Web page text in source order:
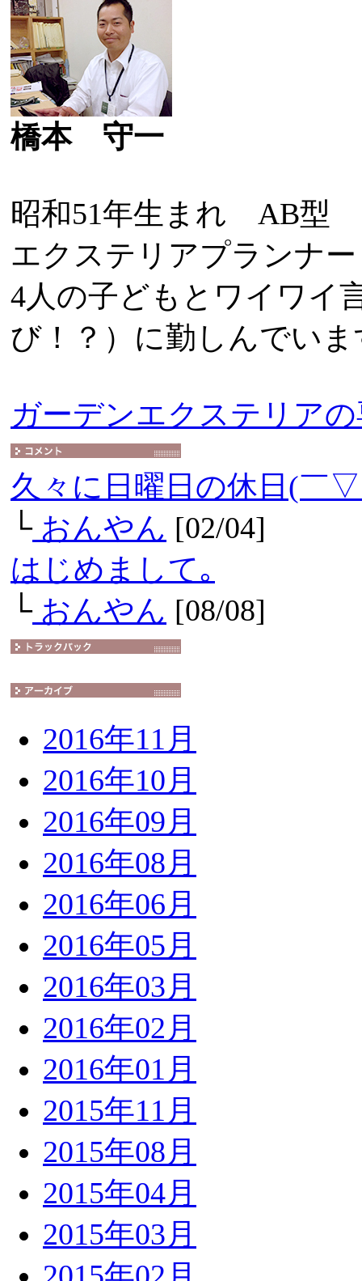
橋本 守一
昭和51年生まれ AB型
エクステリアプランナー
4人の子どもとワイワイ
び！？）に勤しんでいま
ガーデンエクステリア
久々に日曜日の休日(￣
└おんやん [02/04]
はじめまして｡
└おんやん [08/08]
2016年11月
2016年10月
2016年09月
2016年08月
2016年06月
2016年05月
2016年03月
2016年02月
2016年01月
2015年11月
2015年08月
2015年04月
2015年03月